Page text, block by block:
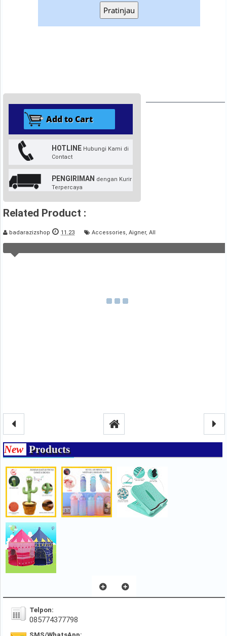
Pratinjau
HOTLINE Hubungi Kami di
Contact
PENGIRIMAN dengan Kurir
Terpercaya
Related Product :
badarazizshop 11.23 Accessories Aigner, All
New Products
Telpon:
085774377798